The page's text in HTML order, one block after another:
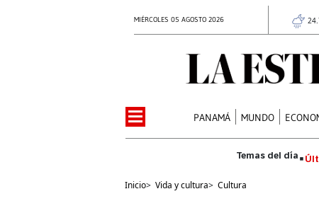
MIÉRCOLES 05 AGOSTO 2026
PANAMÁ MUNDO
Inicio> Vida y cultura> Cultura